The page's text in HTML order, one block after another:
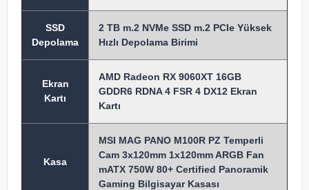
SSD
Depolama
2 TB m.2 NVMe SSD m.2 PCIe Yüksek
Hızlı Depolama Birimi
Ekran
Kartı
AMD Radeon RX 9060XT 16GB
GDDR6 RDNA 4 FSR 4 DX12 Ekran
Kartı
Kasa
MSI MAG PANO M100R PZ Temperli
Cam 3x120mm 1x120mm ARGB Fan
mATX 750W 80+ Certified Panoramik
Gaming Bilgisayar Kasası